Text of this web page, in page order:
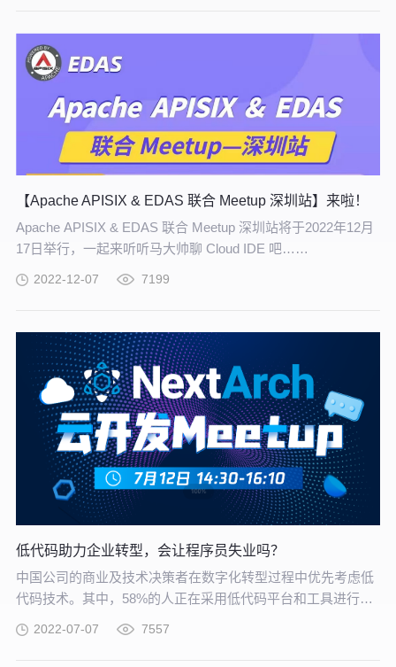
【Apache APISIX & EDAS 联合 Meetup 深圳站】来啦！
Apache APISIX & EDAS 联合 Meetup 深圳站将于2022年12月
17日举行，一起来听听马大帅聊 Cloud IDE 吧……
2022-12-07 7199
低代码助力企业转型，会让程序员失业吗？
中国公司的商业及技术决策者在数字化转型过程中优先考虑低
代码技术。其中，58%的人正在采用低代码平台和工具进行软
联网的协同作用使其在未来更为适合支撑企业的核心竞争力
2022-07-07 7557